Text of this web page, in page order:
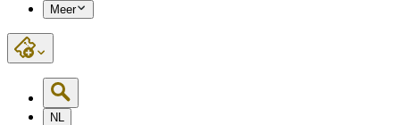
Meer
NL